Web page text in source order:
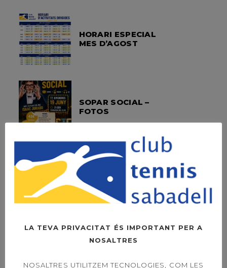
HORARI ESPECIAL
MES D’AGOST
SOPAR SOCIAL –
FOTOS
OPEN LEXUS
SABADELL –
DIUMENGE LA FINAL
A LES 11H
OPEN LEXUS
LA TEVA PRIVACITAT ÉS IMPORTANT PER A
NOSALTRES
NOSALTRES UTILITZEM TECNOLOGIES, COM LES